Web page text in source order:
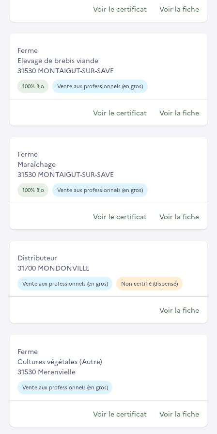
Voir le certificat Voir la fiche
Ferme
Elevage de brebis viande
31530 MONTAIGUT-SUR-SAVE
100% Bio Vente aux professionnels (en gros)
Voir le certificat Voir la fiche
Ferme
Maraîchage
31530 MONTAIGUT-SUR-SAVE
100% Bio Vente aux professionnels (en gros)
Voir le certificat Voir la fiche
Distributeur
31700 MONDONVILLE
Vente aux professionnels (en gros) Non certifié (dispensé)
Voir la fiche
Ferme
Cultures végétales (Autre)
31530 Merenvielle
Vente aux professionnels (en gros)
Voir le certificat Voir la fiche